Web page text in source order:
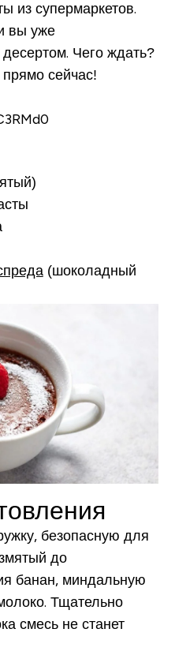
из супермаркетов.
вы уже
Чего ждать?
сейчас!
(шоколадный
безопасную для
до
банан, миндальную
Тщательно
смесь не станет